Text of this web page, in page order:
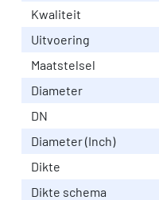
Kwaliteit
Uitvoering
Maatstelsel
Diameter
DN
Diameter (Inch)
Dikte
Dikte schema